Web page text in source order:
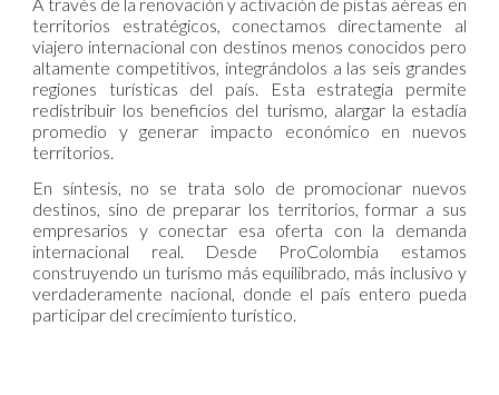
territorios estratégicos, conectamos directamente al
viajero internacional con destinos menos conocidos pero
altamente competitivos, integrándolos a las seis grandes
regiones turísticas del país. Esta estrategia permite
redistribuir los beneficios del turismo, alargar la estadía
promedio y generar impacto económico en nuevos
territorios.
En síntesis, no se trata solo de promocionar nuevos
destinos, sino de preparar los territorios, formar a sus
empresarios y conectar esa oferta con la demanda
internacional real. Desde ProColombia estamos
construyendo un turismo más equilibrado, más inclusivo y
verdaderamente nacional, donde el país entero pueda
participar del crecimiento turístico.